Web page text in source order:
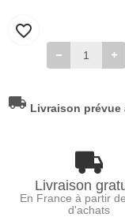
favorite_border
local_shipping Livraison prévue
Livraison
En France à partir
d'achats